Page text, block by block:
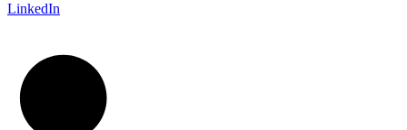
LinkedIn